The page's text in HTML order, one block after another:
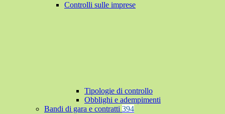
Controlli sulle imprese
Tipologie di controllo
Obblighi e adempimenti
Bandi di gara e contratti 394